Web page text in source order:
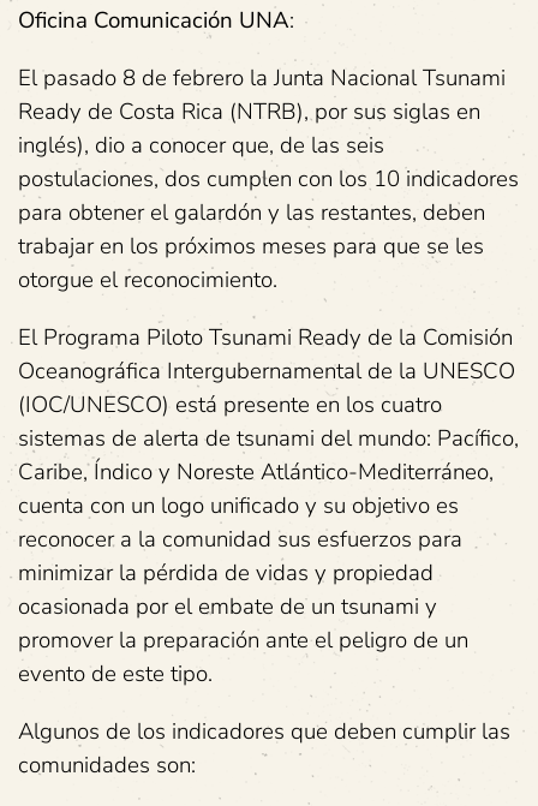
Oficina Comunicación UNA:
El pasado 8 de febrero la Junta Nacional Tsunami
Ready de Costa Rica (NTRB), por sus siglas en
inglés), dio a conocer que, de las seis
postulaciones, dos cumplen con los 10 indicadores
para obtener el galardón y las restantes, deben
trabajar en los próximos meses para que se les
otorgue el reconocimiento.
El Programa Piloto Tsunami Ready de la Comisión
Oceanográfica Intergubernamental de la UNESCO
(IOC/UNESCO) está presente en los cuatro
sistemas de alerta de tsunami del mundo: Pacífico,
Caribe, Índico y Noreste Atlántico-Mediterráneo,
cuenta con un logo unificado y su objetivo es
reconocer a la comunidad sus esfuerzos para
minimizar la pérdida de vidas y propiedad
ocasionada por el embate de un tsunami y
promover la preparación ante el peligro de un
evento de este tipo.
Algunos de los indicadores que deben cumplir las
comunidades son: